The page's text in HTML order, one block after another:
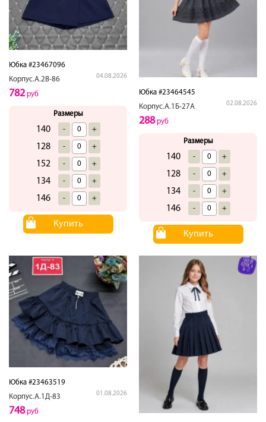
Юбка #23467096
Корпус.А.2В-86
04.08.2026
782руб
Размеры
140 - +
128 - +
152 - +
134 - +
146 - +
Купить
Юбка #23464545
Корпус.А.1Б-27А
02.08.2026
288руб
Размеры
140 - +
128 - +
134 - +
146 - +
Купить
Юбка #23463519
Корпус.А.1Д-83
01.08.2026
748руб